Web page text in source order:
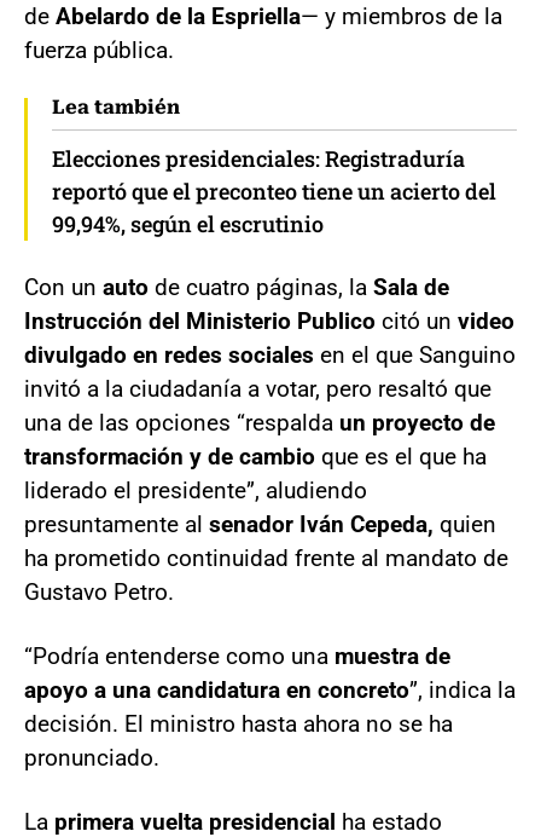
de Abelardo de la Espriella— y miembros de la
fuerza pública.
Lea también
Elecciones presidenciales: Registraduría
reportó que el preconteo tiene un acierto del
99,94%, según el escrutinio
Con un auto de cuatro páginas, la Sala de
Instrucción del Ministerio Publico citó un video
divulgado en redes sociales en el que Sanguino
invitó a la ciudadanía a votar, pero resaltó que
una de las opciones “respalda un proyecto de
transformación y de cambio que es el que ha
liderado el presidente”, aludiendo
presuntamente al senador Iván Cepeda, quien
ha prometido continuidad frente al mandato de
Gustavo Petro.
“Podría entenderse como una muestra de
apoyo a una candidatura en concreto”, indica la
decisión. El ministro hasta ahora no se ha
pronunciado.
La primera vuelta presidencial ha estado